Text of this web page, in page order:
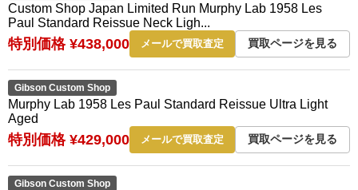
Custom Shop Japan Limited Run Murphy Lab 1958 Les
Paul Standard Reissue Neck Ligh...
特別価格 ¥438,000 メールで買取査定 買取ページを見る
Gibson Custom Shop
Murphy Lab 1958 Les Paul Standard Reissue Ultra Light
Aged
特別価格 ¥429,000 メールで買取査定 買取ページを見る
Gibson Custom Shop